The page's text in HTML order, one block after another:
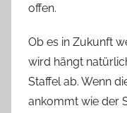
offen.
Ob es in Zukunft
wird hängt
Staffel ab. Wenn
ankommt wie der